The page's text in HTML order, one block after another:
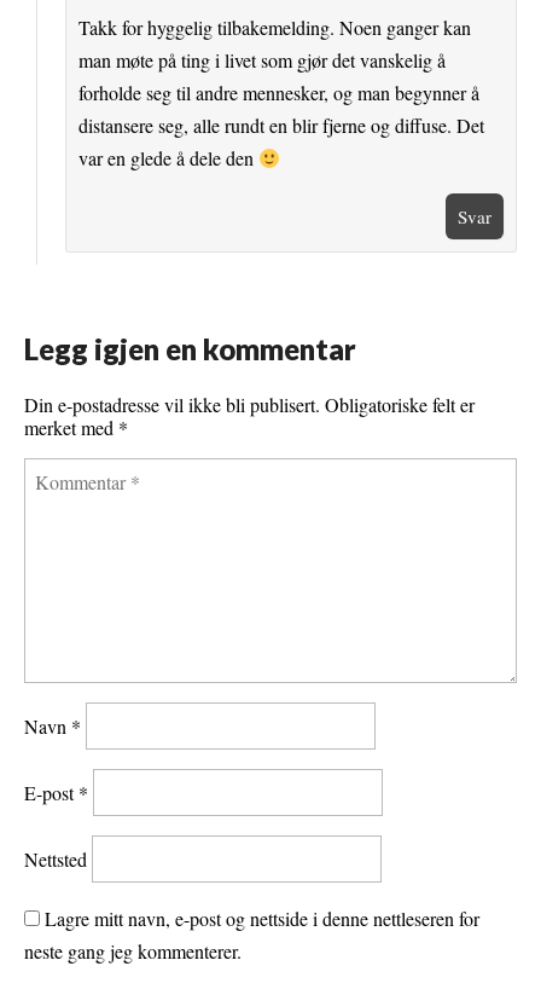
Takk for hyggelig tilbakemelding. Noen ganger kan
man møte på ting i livet som gjør det vanskelig å
forholde seg til andre mennesker, og man begynner å
distansere seg, alle rundt en blir fjerne og diffuse. Det
var en glede å dele den
Svar
Legg igjen en kommentar
Din e-postadresse vil ikke bli publisert. Obligatoriske felt er
merket med *
Navn *
E-post*
Nettsted
Lagre mitt navn, e-post og nettside i denne nettleseren for
neste gang jeg kommenterer.